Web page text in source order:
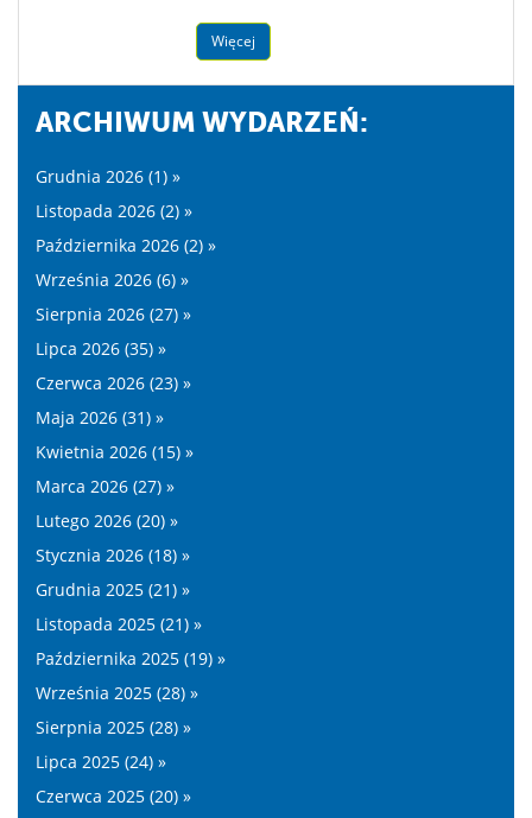
Więcej
ARCHIWUM WYDARZEŃ:
Grudnia 2026 (1) »
Listopada 2026 (2) »
Października 2026 (2) »
Września 2026 (6) »
Sierpnia 2026 (27) »
Lipca 2026 (35) »
Czerwca 2026 (23) »
Maja 2026 (31) »
Kwietnia 2026 (15) »
Marca 2026 (27) »
Lutego 2026 (20) »
Stycznia 2026 (18) »
Grudnia 2025 (21) »
Listopada 2025 (21) »
Października 2025 (19) »
Września 2025 (28) »
Sierpnia 2025 (28) »
Lipca 2025 (24) »
Czerwca 2025 (20) »